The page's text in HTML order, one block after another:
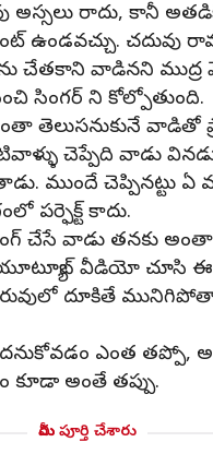
అస్సలు రాదు, కానీ
చదువు
చేతకాని వాడినని ముద్ర
సింగర్ ని కోల్పోతుంది.
తెలుసనుకునే వాడితో
చెప్పేది వాడు
ముందే చెప్పినట్టు ఏ
పర్ఫెక్ట్ కాదు.
చేసే వాడు తనకు అంతా
యూట్యూబ్ వీడియో చూసి
దూకితే
ఎంత తప్పో,
కూడా అంతే తప్పు.
మీరు పూర్తి చేశారు